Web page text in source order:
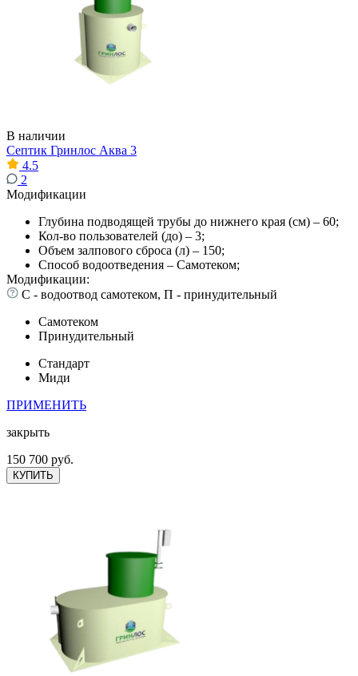
В наличии
Септик Гринлос Аква 3
4.5
2
Модификации
Глубина подводящей трубы до нижнего края (см) – 60;
Кол-во пользователей (до) – 3;
Объем залпового сброса (л) – 150;
Способ водоотведения – Самотеком;
Модификации:
С - водоотвод самотеком, П - принудительный
Самотеком
Принудительный
Стандарт
Миди
ПРИМЕНИТЬ
закрыть
150 700 руб.
КУПИТЬ